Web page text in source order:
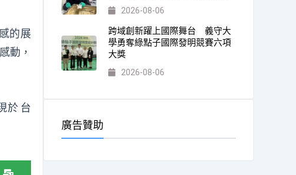
的展
動，
於 台
2026-08-06
跨域創新躍上國際舞台 義守大
學勇奪綠點子國際發明競賽六項
大獎
2026-08-06
廣告贊助